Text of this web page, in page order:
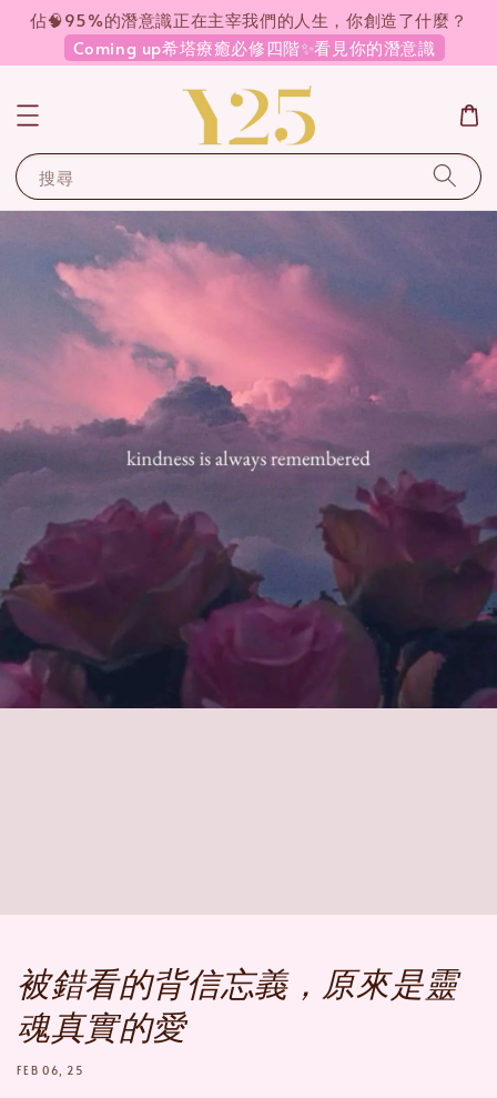
佔🧠95%的潛意識正在主宰我們的人生，你創造了什麼？
Coming up希塔療癒必修四階✨看見你的潛意識
搜尋
被錯看的背信忘義，原來是靈
魂真實的愛
FEB 06, 25